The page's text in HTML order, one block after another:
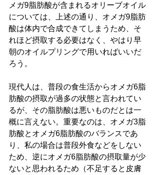
メガ9脂肪酸が含まれるオリーブオイル
については、上述の通り、オメガ9脂肪
酸は体内で合成できてしまうため、そ
れほど摂取する必要はなく、やはり早
朝のオイルプリングで用いればいいだ
ろう。
現代人は、普段の食生活からオメガ6脂
肪酸の摂取が過多の状態と言われてい
るが、その脂肪酸は悪いものだとは一
概に言えない。重要なのは、オメガ3脂
肪酸とオメガ6脂肪酸のバランスであ
り、私の場合は普段外食などをしない
ため、逆にオメガ6脂肪酸の摂取量が少
ないと思われるため（不足すると皮膚